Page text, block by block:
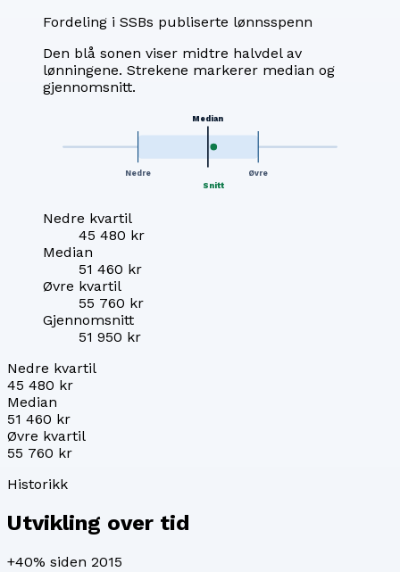
Fordeling i SSBs publiserte lønnsspenn
Den blå sonen viser midtre halvdel av
lønningene. Strekene markerer median og
gjennomsnitt.
Nedre
Median
Øvre
Snitt
Nedre kvartil
45 480 kr
Median
51 460 kr
Øvre kvartil
55 760 kr
Gjennomsnitt
51 950 kr
Nedre kvartil
45 480 kr
Median
51 460 kr
Øvre kvartil
55 760 kr
Historikk
Utvikling over tid
+40% siden 2015